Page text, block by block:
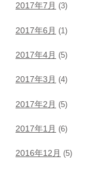
2017年7月 (3)
2017年6月 (1)
2017年4月 (5)
2017年3月 (4)
2017年2月 (5)
2017年1月 (6)
2016年12月 (5)